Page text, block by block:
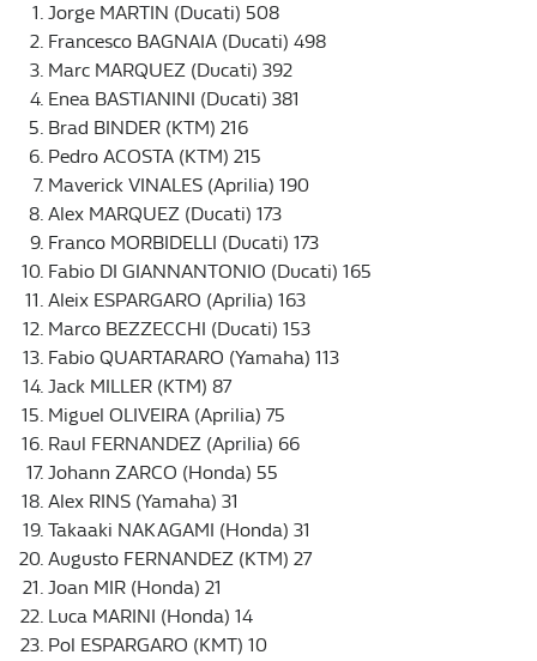
Jorge MARTIN (Ducati) 508
Francesco BAGNAIA (Ducati) 498
Marc MARQUEZ (Ducati) 392
Enea BASTIANINI (Ducati) 381
Brad BINDER (KTM) 216
Pedro ACOSTA (KTM) 215
Maverick VINALES (Aprilia) 190
Alex MARQUEZ (Ducati) 173
Franco MORBIDELLI (Ducati) 173
Fabio DI GIANNANTONIO (Ducati) 165
Aleix ESPARGARO (Aprilia) 163
Marco BEZZECCHI (Ducati) 153
Fabio QUARTARARO (Yamaha) 113
Jack MILLER (KTM) 87
Miguel OLIVEIRA (Aprilia) 75
Raul FERNANDEZ (Aprilia) 66
Johann ZARCO (Honda) 55
Alex RINS (Yamaha) 31
Takaaki NAKAGAMI (Honda) 31
Augusto FERNANDEZ (KTM) 27
Joan MIR (Honda) 21
Luca MARINI (Honda) 14
Pol ESPARGARO (KMT) 10